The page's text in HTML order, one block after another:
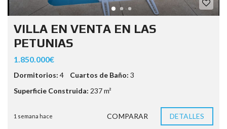
VILLA EN VENTA EN LAS
PETUNIAS
1.850.000€
Dormitorios: 4 Cuartos de Baño: 3
Superficie Construida: 237 m²
1 semana hace COMPARAR DETALLES